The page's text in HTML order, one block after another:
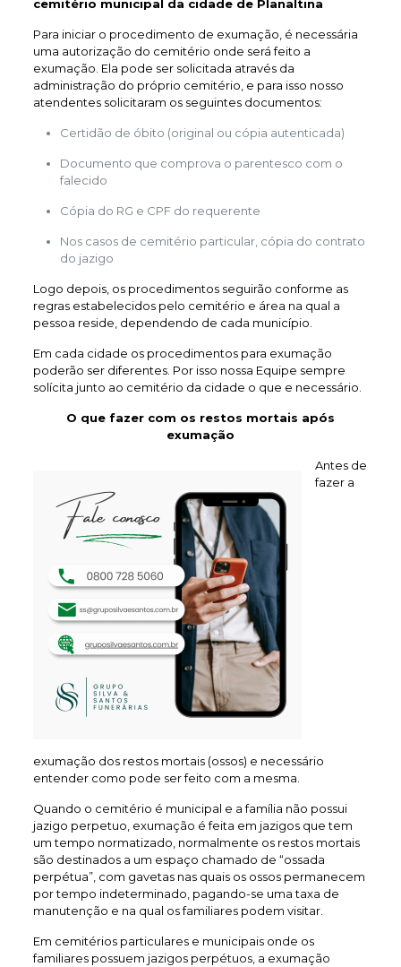
cemitério municipal da cidade de Planaltina
Para iniciar o procedimento de exumação, é necessária
uma autorização do cemitério onde será feito a
exumação. Ela pode ser solicitada através da
administração do próprio cemitério, e para isso nosso
atendentes solicitaram os seguintes documentos:
Certidão de óbito (original ou cópia autenticada)
Documento que comprova o parentesco com o
falecido
Cópia do RG e CPF do requerente
Nos casos de cemitério particular, cópia do contrato
do jazigo
Logo depois, os procedimentos seguirão conforme as
regras estabelecidos pelo cemitério e área na qual a
pessoa reside, dependendo de cada município.
Em cada cidade os procedimentos para exumação
poderão ser diferentes. Por isso nossa Equipe sempre
solícita junto ao cemitério da cidade o que e necessário.
O que fazer com os restos mortais após
exumação
Antes de
fazer a
exumação dos restos mortais (ossos) e necessário
entender como pode ser feito com a mesma.
Quando o cemitério é municipal e a família não possui
jazigo perpetuo, exumação é feita em jazigos que tem
um tempo normatizado, normalmente os restos mortais
são destinados a um espaço chamado de “ossada
perpétua”, com gavetas nas quais os ossos permanecem
por tempo indeterminado, pagando-se uma taxa de
manutenção e na qual os familiares podem visitar.
Em cemitérios particulares e municipais onde os
familiares possuem jazigos perpétuos, a exumação